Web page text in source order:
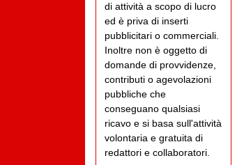
di attività a scopo di lucro
ed è priva di inserti
pubblicitari o commerciali.
Inoltre non è oggetto di
domande di provvidenze,
contributi o agevolazioni
pubbliche che
conseguano qualsiasi
ricavo e si basa sull'attività
volontaria e gratuita di
redattori e collaboratori.